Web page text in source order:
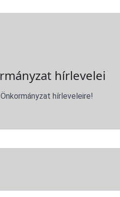
hírlevelei
hírleveleire!